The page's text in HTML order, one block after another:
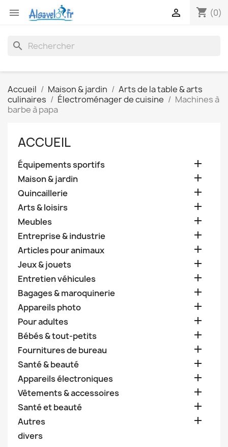
 shopping_cart (0)

search
Accueil Maison & jardin
Arts de la table & arts
culinaires
Électroménager de cuisine
Machines à
barbe à papa
ACCUEIL
Équipements sportifs 
Maison & jardin 
Quincaillerie 
Arts & loisirs 
Meubles 
Entreprise & industrie 
Articles pour animaux 
Jeux & jouets 
Entretien véhicules 
Bagages & maroquinerie 
Appareils photo 
Pour adultes 
Bébés & tout-petits 
Fournitures de bureau 
Santé & beauté 
Appareils électroniques 
Vêtements & accessoires 
Santé et beauté 
Autres 
divers